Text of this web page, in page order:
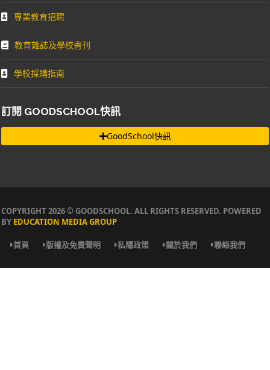
專業教育招聘
教育雜誌及學校書刊
學校採購指南
訂閱 GOODSCHOOL快訊
GoodSchool快訊
COPYRIGHT 2026 © GOODSCHOOL. ALL RIGHTS RESERVED. POWERED
BY EDUCATION MEDIA GROUP
首頁 版權及免責聲明 私隱政策 關於我們 聯絡我們